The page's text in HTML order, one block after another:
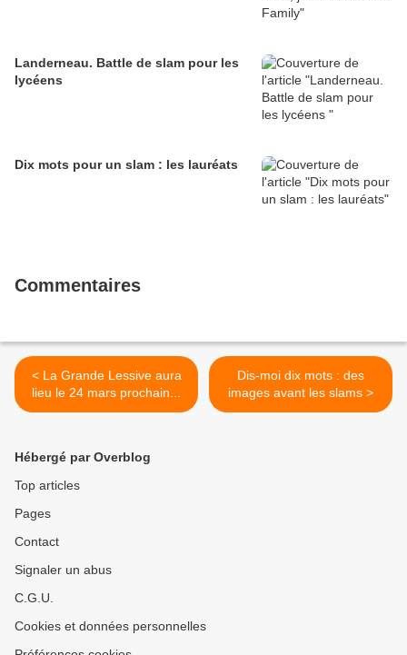
Landerneau. Battle de slam pour les
lycéens
Dix mots pour un slam : les lauréats
Commentaires
< La Grande Lessive aura
lieu le 24 mars prochain...
Dis-moi dix mots : des
images avant les slams >
Hébergé par Overblog
Top articles
Pages
Contact
Signaler un abus
C.G.U.
Cookies et données personnelles